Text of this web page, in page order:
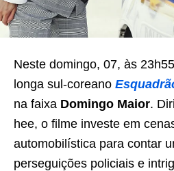
Neste domingo, 07, às
longa sul-coreano
na faixa Domingo Maior.
hee, o filme investe em
automobilística para contar
perseguições policiais e